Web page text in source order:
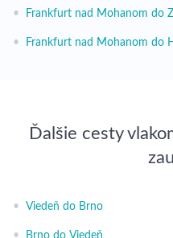
• Frankfurt nad Mohanom do
• Frankfurt nad Mohanom do
Ďalšie cesty
• Viedeň do Brno
• Brno do Viedeň